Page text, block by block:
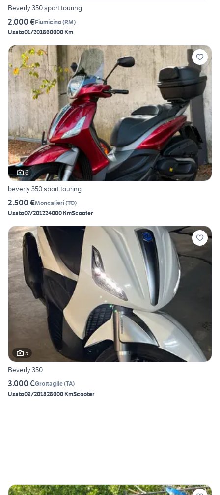
Beverly 350 sport touring
2.000 €Fiumicino(RM)
Usato01/201860000 Km
6
beverly 350 sport touring
2.500 €Moncalieri(TO)
Usato07/201224000 KmScooter
5
Beverly 350
3.000 €Grottaglie(TA)
Usato09/201828000 KmScooter